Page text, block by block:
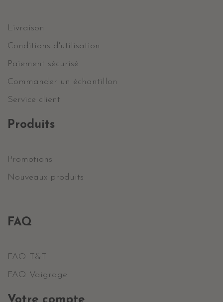
Livraison
Conditions d'utilisation
Paiement sécurisé
Commander un échantillon
Service client
Produits
Promotions
Nouveaux produits
FAQ
FAQ T&T
FAQ Vaigrage